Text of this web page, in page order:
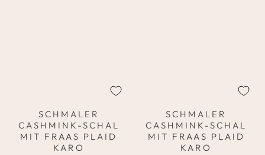
SCHMALER
CASHMINK-SCHAL
MIT FRAAS PLAID
KARO
SCHMALER
CASHMINK-SCHAL
MIT FRAAS PLAID
KARO